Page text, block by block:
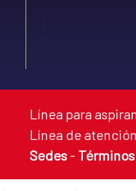
Línea para
Línea de
Sedes -